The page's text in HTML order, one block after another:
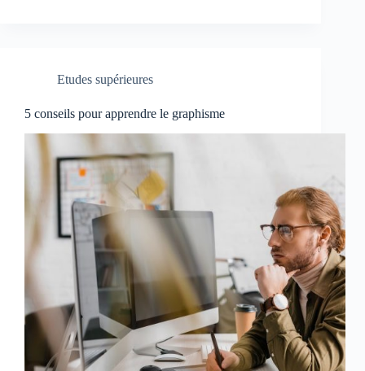
Etudes supérieures
5 conseils pour apprendre le graphisme